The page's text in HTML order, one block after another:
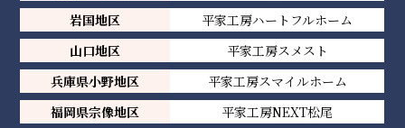
岩国地区
平家工房ハートフルホーム
山口地区
平家工房スメスト
兵庫県小野地区
平家工房スマイルホーム
福岡県宗像地区
平家工房NEXT松尾